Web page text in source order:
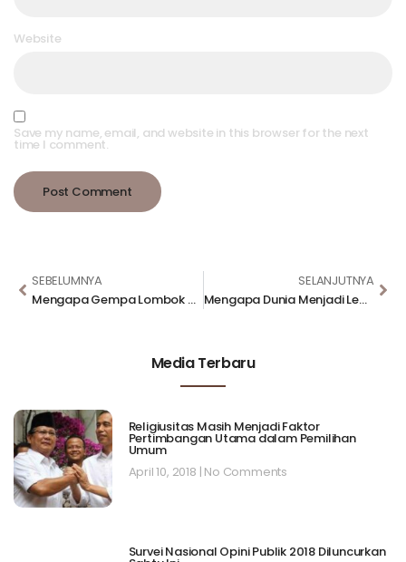
Website
Save my name, email, and website in this browser for the next
time I comment.
SEBELUMNYA
Mengapa Gempa Lombok Belum Menjadi Bencana Nasional?
SELANJUTNYA
Mengapa Dunia Menjadi Lebih Baik Jika Anak Perempuan Bersekolah?
Media Terbaru
Religiusitas Masih Menjadi Faktor
Pertimbangan Utama dalam Pemilihan
Umum
April 10, 2018 No Comments
Survei Nasional Opini Publik 2018 Diluncurkan